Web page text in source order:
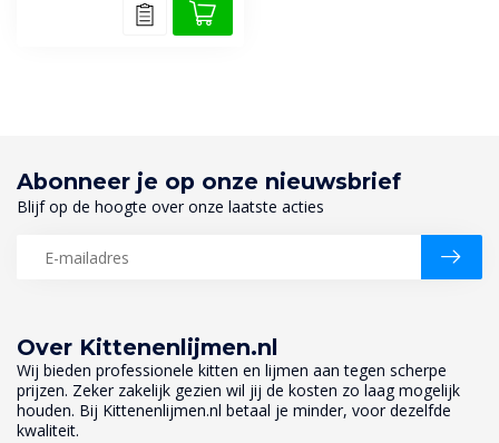
Over Kittenenlijmen.nl
Wij bieden professionele kitten en lijmen aan tegen scherpe
prijzen. Zeker zakelijk gezien wil jij de kosten zo laag mogelijk
houden. Bij Kittenenlijmen.nl betaal je minder, voor dezelfde
kwaliteit.
Abonneer je op onze nieuwsbrief
Blijf op de hoogte over onze laatste acties